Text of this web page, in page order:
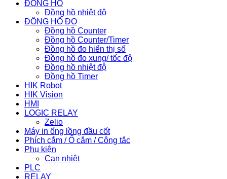
ĐỒNG HỒ
Đồng hồ nhiệt độ
ĐỒNG HỒ ĐO
Đồng hồ Counter
Đồng hồ Counter/Timer
Đồng hồ đo hiển thị số
Đồng hồ đo xung/ tốc độ
Đồng hồ nhiệt độ
Đồng hồ Timer
HIK Robot
HIK Vision
HMI
LOGIC RELAY
Zelio
Máy in ống lồng đầu cốt
Phích cắm / Ổ cắm / Công tắc
Phụ kiện
Can nhiệt
PLC
RELAY